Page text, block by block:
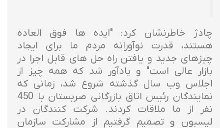
چادژ خاطرنشان کرد: "ایده ها فوق العاده
هستند، قدرت نوآورانه مردم ما برای ایجاد
چیزهای جدید و یافتن راه حل های قابل اجرا در
بازار عالی است" و یادآور شد که همه چیز از
اجلاس وب سال گذشته شروع شد، زمانی که
نمایندگان رئیس اتاق بازرگانی صربستان با 450
نفر از ما ملاقات کردند. شرکت کنندگان در
لیسبون و تصمیم گرفتیم از مشارکت سازمان